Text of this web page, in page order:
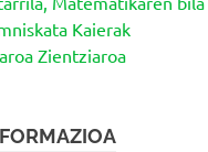
Kaierak
Zientziaroa